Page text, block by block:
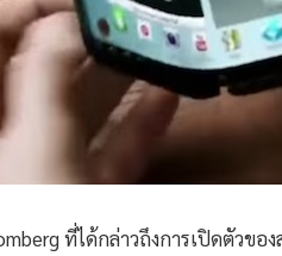
ที่ได้กล่าวถึงการเปิดตัวข